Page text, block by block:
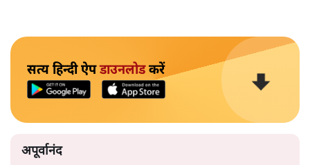
सत्य हिन्दी ऐपडाउनलोडकरें
अपूर्वानंद